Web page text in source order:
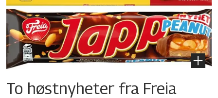
To høstnyheter fra Freia